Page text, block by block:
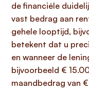
de financiële
vast bedrag aan
gehele looptijd,
betekent dat u
en wanneer de
bijvoorbeeld €
maandbedrag van